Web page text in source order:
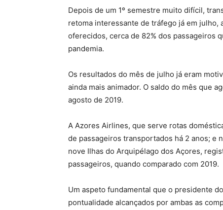
Depois de um 1º semestre muito difícil,
retoma interessante de tráfego já em
oferecidos, cerca de 82% dos passageiros
pandemia.
Os resultados do mês de julho já eram
ainda mais animador. O saldo do mês que
agosto de 2019.
A Azores Airlines, que serve rotas
de passageiros transportados há 2 anos; e
nove Ilhas do Arquipélago dos Açores,
passageiros, quando comparado com 2019.
Um aspeto fundamental que o presidente
pontualidade alcançados por ambas as